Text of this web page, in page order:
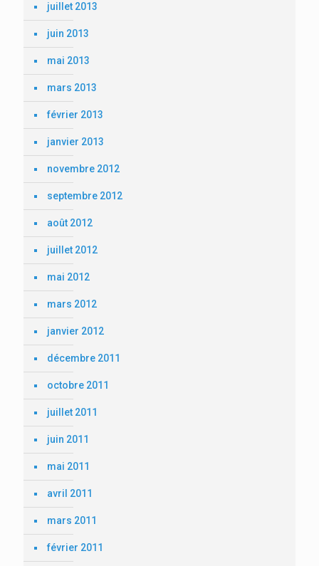
juillet 2013
juin 2013
mai 2013
mars 2013
février 2013
janvier 2013
novembre 2012
septembre 2012
août 2012
juillet 2012
mai 2012
mars 2012
janvier 2012
décembre 2011
octobre 2011
juillet 2011
juin 2011
mai 2011
avril 2011
mars 2011
février 2011